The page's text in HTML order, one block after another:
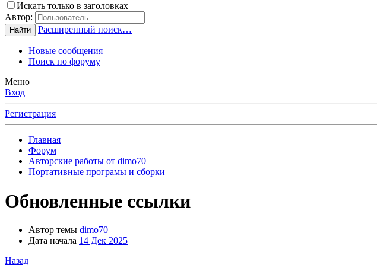
Искать только в заголовках
Автор:
Найти Расширенный поиск…
Новые сообщения
Поиск по форуму
Меню
Вход
Регистрация
Главная
Форум
Авторские работы от dimo70
Портативные програмы и сборки
Обновленные ссылки
Автор темы dimo70
Дата начала 14 Дек 2025
Назад